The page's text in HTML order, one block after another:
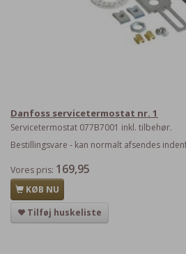
Danfoss servicetermostat nr. 1
Servicetermostat 077B7001 inkl. tilbehør.
Bestillingsvare - kan normalt afsendes
Vores pris: 169,95
KØB NU
Tilføj huskeliste